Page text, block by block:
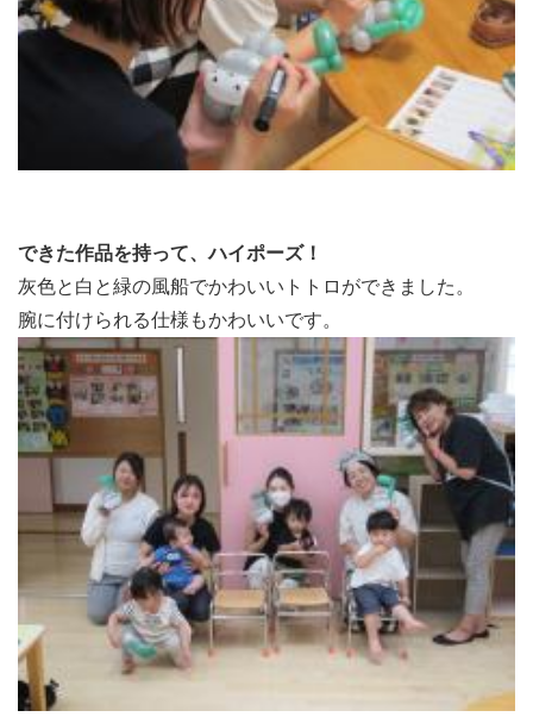
できた作品を持って、ハイポーズ！
灰色と白と緑の風船でかわいいトトロができました。
腕に付けられる仕様もかわいいです。